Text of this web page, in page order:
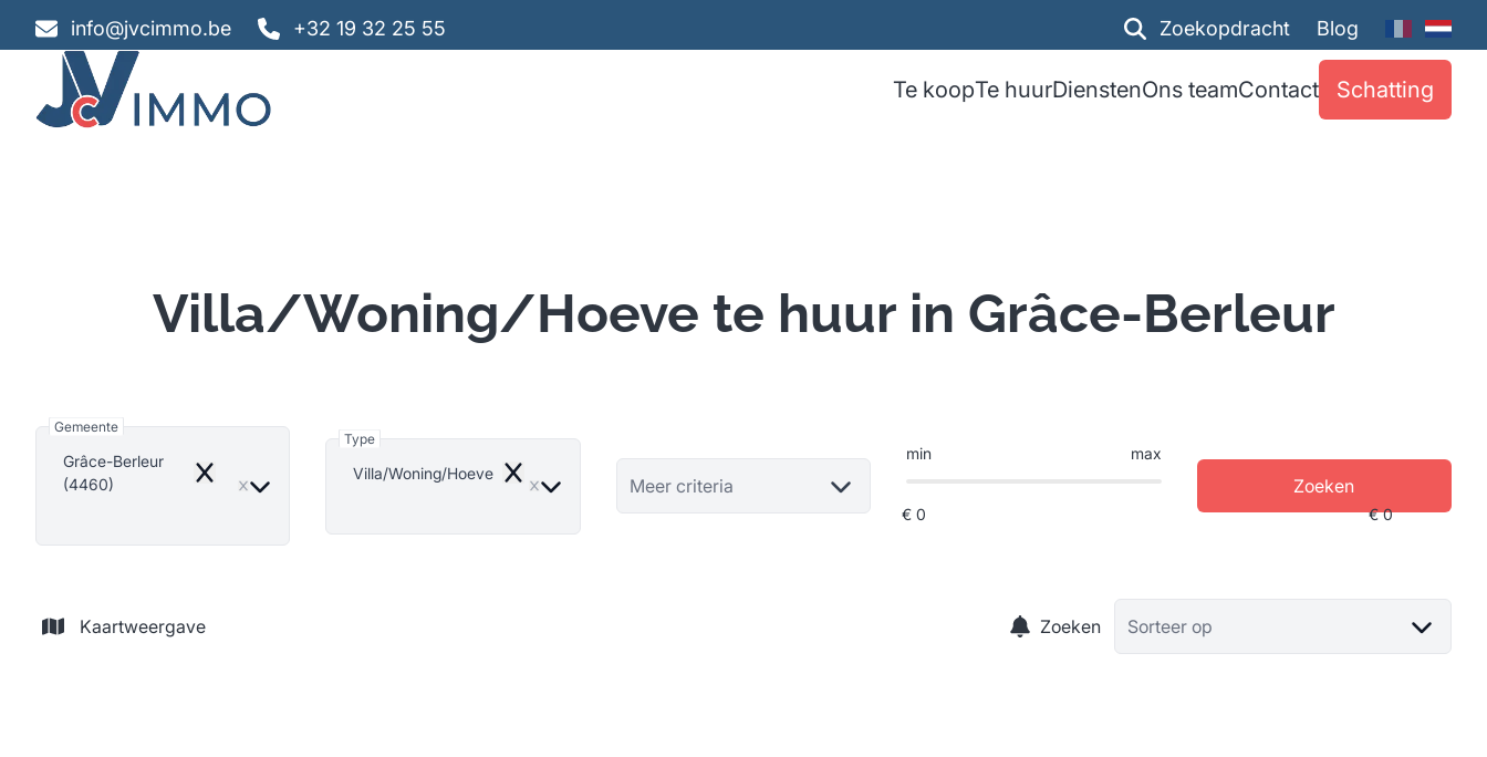
info@jvcimmo.be +32 19 32 25 55 Zoekopdracht Blog
Te koopTe huurDienstenOns teamContact Schatting
Villa/Woning/Hoeve te huur in Grâce-Berleur
Gemeente
Grâce-Berleur
(4460)
Remove
Type
Villa/Woning/Hoeve
Remove Meer criteria
min max
Zoeken
Kaartweergave Zoeken Sorteer op